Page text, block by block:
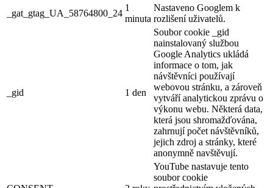
_gat_gtag_UA_58764800_24
1
minuta
Nastaveno Googlem k
rozlišení uživatelů.
_gid 1 den
Soubor cookie _gid
nainstalovaný službou
Google Analytics ukládá
informace o tom, jak
návštěvníci používají
webovou stránku, a zároveň
vytváří analytickou zprávu o
výkonu webu. Některá data,
která jsou shromažďována,
zahrnují počet návštěvníků,
jejich zdroj a stránky, které
anonymně navštěvují.
YouTube nastavuje tento
soubor cookie